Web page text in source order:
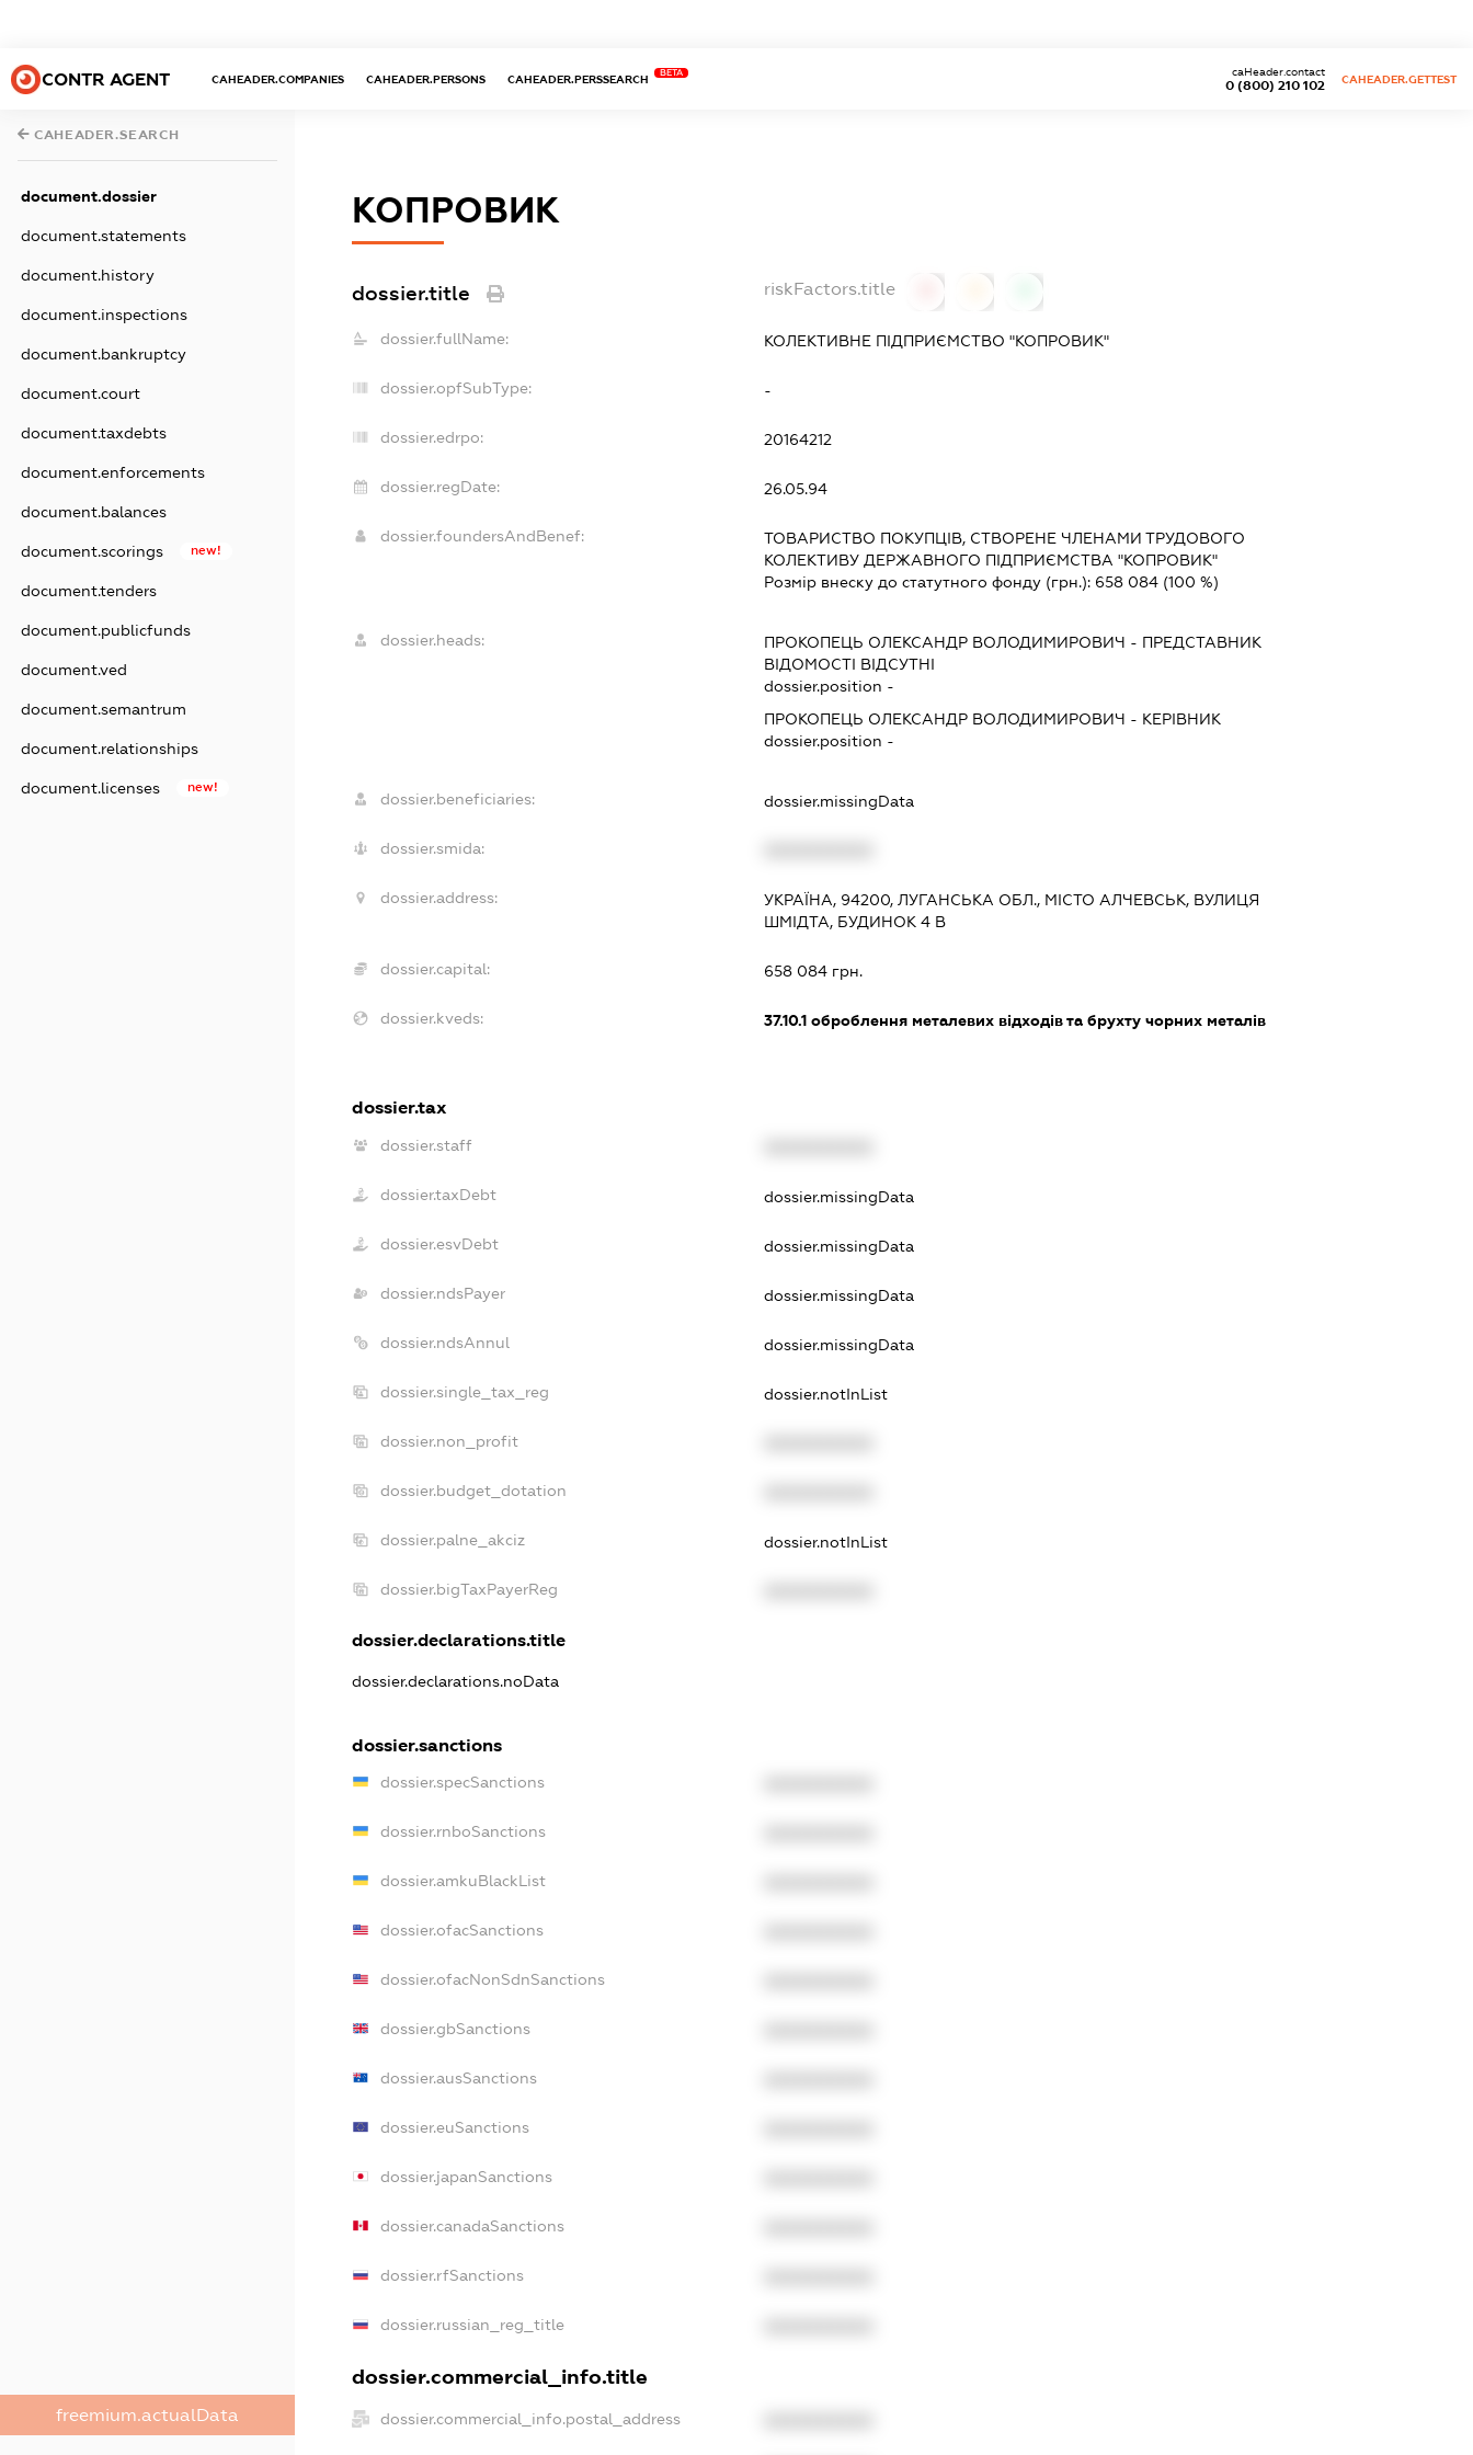
CONTR AGENT CAHEADER.COMPANIES CAHEADER.PERSONS CAHEADER.PERSSEARCH
BETA
0 (800) 210 102
caHeader.contact
CAHEADER.GETTEST
CAHEADER.SEARCH
document.dossier
document.statements
document.history
document.inspections
document.bankruptcy
document.court
document.taxdebts
document.enforcements
document.balances
document.scorings new!
document.tenders
document.publicfunds
document.ved
document.semantrum
document.relationships
document.licenses new!
freemium.actualData
КОПРОВИК
dossier.title riskFactors.title
dossier.fullName: КОЛЕКТИВНЕ ПІДПРИЄМСТВО "КОПРОВИК"
dossier.opfSubType: -
dossier.edrpo: 20164212
dossier.regDate: 26.05.94
dossier.foundersAndBenef:
ТОВАРИСТВО ПОКУПЦІВ, СТВОРЕНЕ ЧЛЕНАМИ ТРУДОВОГО
КОЛЕКТИВУ ДЕРЖАВНОГО ПІДПРИЄМСТВА "КОПРОВИК"
Розмір внеску до статутного фонду (грн.): 658 084 (100 %)
dossier.heads: ПРОКОПЕЦЬ ОЛЕКСАНДР ВОЛОДИМИРОВИЧ - ПРЕДСТАВНИК
ВІДОМОСТІ ВІДСУТНІ
dossier.position -
ПРОКОПЕЦЬ ОЛЕКСАНДР ВОЛОДИМИРОВИЧ - КЕРІВНИК
dossier.position -
dossier.beneficiaries: dossier.missingData
dossier.smida:
dossier.address:
УКРАЇНА, 94200, ЛУГАНСЬКА ОБЛ., МІСТО АЛЧЕВСЬК, ВУЛИЦЯ
ШМІДТА, БУДИНОК 4 В
dossier.capital: 658 084 грн.
dossier.kveds: 37.10.1 оброблення металевих відходів та брухту чорних металів
dossier.tax
dossier.staff
dossier.taxDebt dossier.missingData
dossier.esvDebt dossier.missingData
dossier.ndsPayer dossier.missingData
dossier.ndsAnnul dossier.missingData
dossier.single_tax_reg dossier.notInList
dossier.non_profit
dossier.budget_dotation
dossier.palne_akciz dossier.notInList
dossier.bigTaxPayerReg
dossier.declarations.title
dossier.declarations.noData
dossier.sanctions
dossier.specSanctions
dossier.rnboSanctions
dossier.amkuBlackList
dossier.ofacSanctions
dossier.ofacNonSdnSanctions
dossier.gbSanctions
dossier.ausSanctions
dossier.euSanctions
dossier.japanSanctions
dossier.canadaSanctions
dossier.rfSanctions
dossier.russian_reg_title
dossier.commercial_info.title
dossier.commercial_info.postal_address